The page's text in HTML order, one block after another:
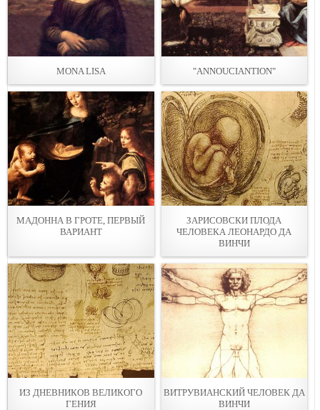
MONA LISA "ANNOUCIANTION"
МАДОННА В ГРОТЕ, ПЕРВЫЙ
ВАРИАНТ
ЗАРИСОВСКИ ПЛОДА
ЧЕЛОВЕКА ЛЕОНАРДО ДА
ВИНЧИ
ИЗ ДНЕВНИКОВ ВЕЛИКОГО
ГЕНИЯ
ВИТРУВИАНСКИЙ ЧЕЛОВЕК ДА
ВИНЧИ